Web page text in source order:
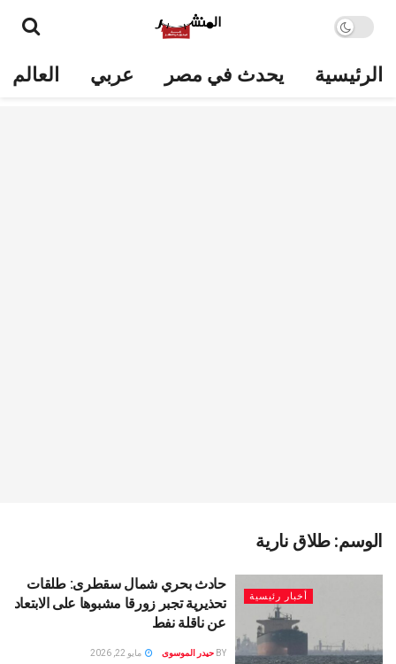
الرئيسية يحدث في مصر عربي العالم
الوسم:طلاق نارية
أخبار رئيسية
حادث بحري شمال سقطرى: طلقات
تحذيرية تجبر زورقا مشبوها على الابتعاد
عن ناقلة نفط
BY حيدر الموسوى مايو 22, 2026